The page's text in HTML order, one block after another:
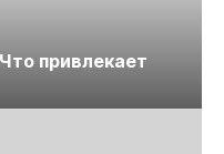
привлекает